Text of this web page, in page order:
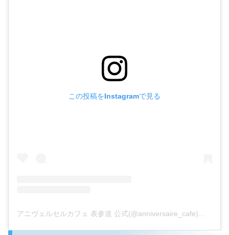
この投稿をInstagramで見る
アニヴェルセルカフェ 表参道 公式(@anniversaire_cafe)がシェアした投稿